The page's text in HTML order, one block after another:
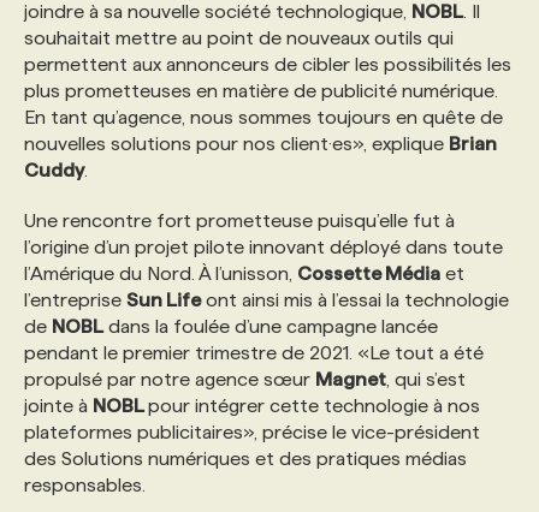
joindre à sa nouvelle société technologique, NOBL. Il
souhaitait mettre au point de nouveaux outils qui
permettent aux annonceurs de cibler les possibilités les
plus prometteuses en matière de publicité numérique.
En tant qu’agence, nous sommes toujours en quête de
nouvelles solutions pour nos client·es», explique Brian
Cuddy.
Une rencontre fort prometteuse puisqu’elle fut à
l’origine d’un projet pilote innovant déployé dans toute
l’Amérique du Nord. À l’unisson, Cossette Média et
l’entreprise Sun Lifeont ainsi mis à l’essai la technologie
de NOBLdans la foulée d’une campagne lancée
pendant le premier trimestre de 2021. «Le tout a été
propulsé par notre agence sœur Magnet , qui s’est
jointe à NOBLpour intégrer cette technologie à nos
plateformes publicitaires», précise le vice-président
des Solutions numériques et des pratiques médias
responsables.